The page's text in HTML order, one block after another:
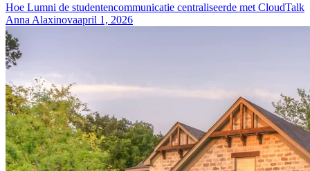
Hoe Lumni de studentencommunicatie centraliseerde met CloudTalk
Anna Alaxinovaapril 1, 2026